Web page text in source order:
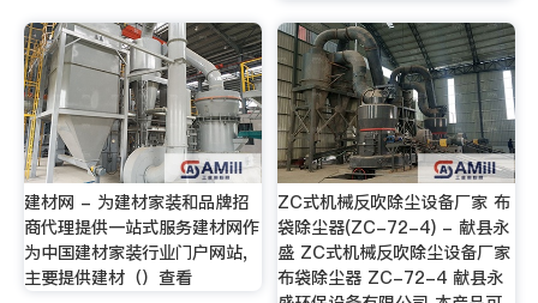
建材网 - 为建材家装和品牌招
商代理提供一站式服务建材网作
为中国建材家装行业门户网站,
主要提供建材（）查看
ZC式机械反吹除尘设备厂家 布
袋除尘器(ZC-72-4) - 献县永
盛 ZC式机械反吹除尘设备厂家
布袋除尘器 ZC-72-4 献县永